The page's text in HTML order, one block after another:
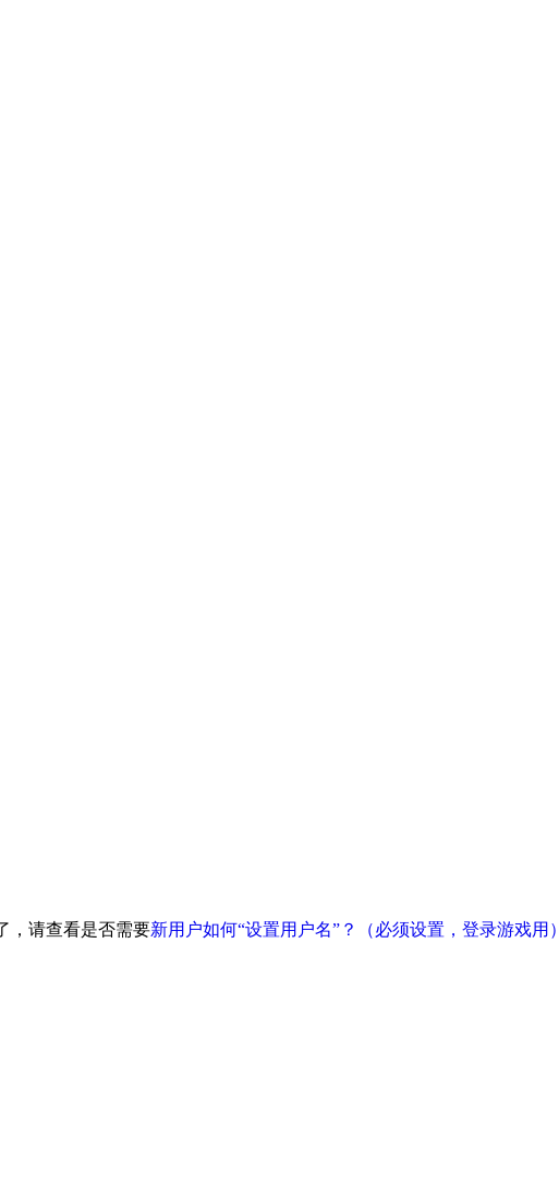
，请查看是否需要新用户如何“设置用户名”？（必须设置，登录游戏用）